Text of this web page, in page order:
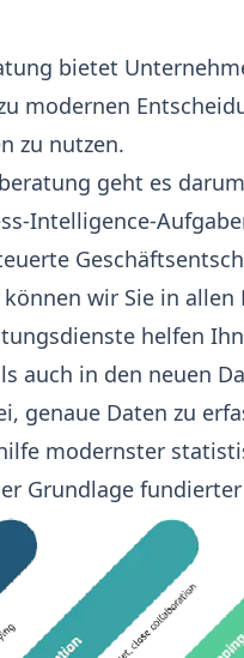
bietet
modernen
zu nutzen.
geht es
Intelligence-
können wir Sie in
helfen
auch in den neuen
genaue Daten zu
modernster
Grundlage